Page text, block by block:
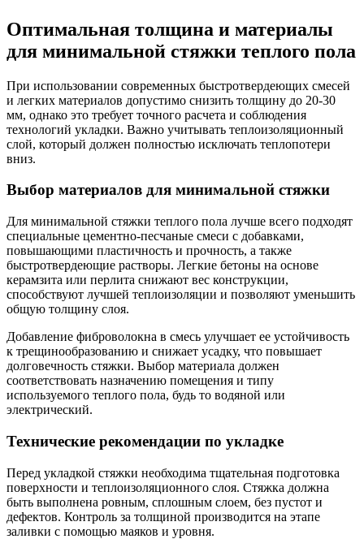
Оптимальная толщина и материалы
для минимальной стяжки теплого пола
При использовании современных быстротвердеющих смесей
и легких материалов допустимо снизить толщину до 20-30
мм, однако это требует точного расчета и соблюдения
технологий укладки. Важно учитывать теплоизоляционный
слой, который должен полностью исключать теплопотери
вниз.
Выбор материалов для минимальной стяжки
Для минимальной стяжки теплого пола лучше всего подходят
специальные цементно-песчаные смеси с добавками,
повышающими пластичность и прочность, а также
быстротвердеющие растворы. Легкие бетоны на основе
керамзита или перлита снижают вес конструкции,
способствуют лучшей теплоизоляции и позволяют уменьшить
общую толщину слоя.
Добавление фиброволокна в смесь улучшает ее устойчивость
к трещинообразованию и снижает усадку, что повышает
долговечность стяжки. Выбор материала должен
соответствовать назначению помещения и типу
используемого теплого пола, будь то водяной или
электрический.
Технические рекомендации по укладке
Перед укладкой стяжки необходима тщательная подготовка
поверхности и теплоизоляционного слоя. Стяжка должна
быть выполнена ровным, сплошным слоем, без пустот и
дефектов. Контроль за толщиной производится на этапе
заливки с помощью маяков и уровня.